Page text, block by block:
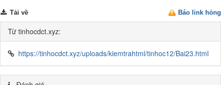
Báo link hỏng
Tải về
Từ tinhocdct.xyz:
https://tinhocdct.xyz/uploads/kiemtrahtml/tinhoc12/Bai23.html